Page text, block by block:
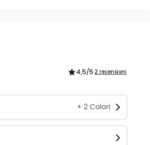
4,5/5 2 recensioni
+ 2Colori